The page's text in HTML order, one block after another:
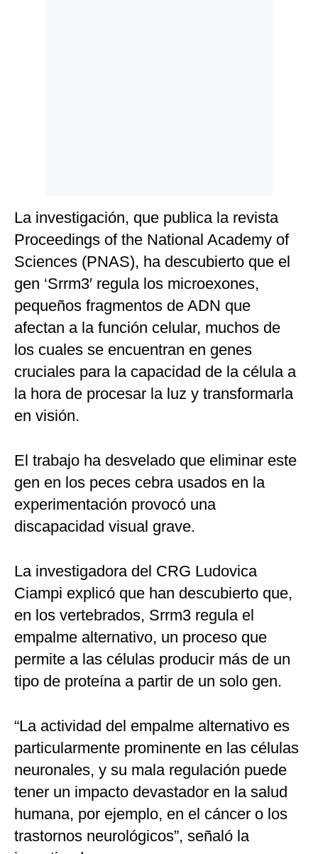
La investigación, que publica la revista
Proceedings of the National Academy of
Sciences (PNAS), ha descubierto que el
gen ‘Srrm3′ regula los microexones,
pequeños fragmentos de ADN que
afectan a la función celular, muchos de
los cuales se encuentran en genes
cruciales para la capacidad de la célula a
la hora de procesar la luz y transformarla
en visión.
El trabajo ha desvelado que eliminar este
gen en los peces cebra usados en la
experimentación provocó una
discapacidad visual grave.
La investigadora del CRG Ludovica
Ciampi explicó que han descubierto que,
en los vertebrados, Srrm3 regula el
empalme alternativo, un proceso que
permite a las células producir más de un
tipo de proteína a partir de un solo gen.
“La actividad del empalme alternativo es
particularmente prominente en las células
neuronales, y su mala regulación puede
tener un impacto devastador en la salud
humana, por ejemplo, en el cáncer o los
trastornos neurológicos”, señaló la